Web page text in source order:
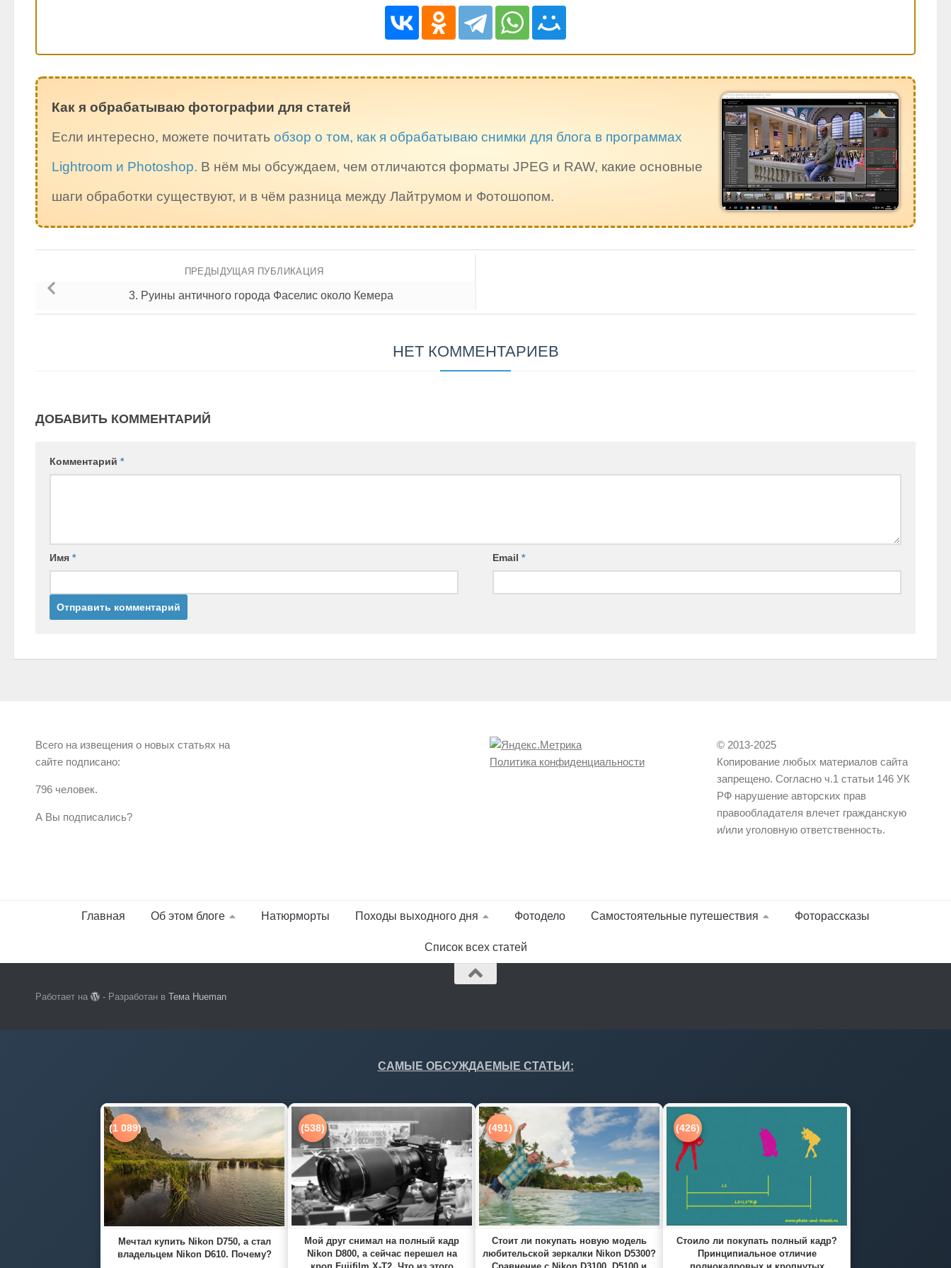
Как я обрабатываю фотографии для статей
Если интересно, можете почитать обзор о том, как я обрабатываю снимки для блога в программах
Lightroom и Photoshop. В нём мы обсуждаем, чем отличаются форматы JPEG и RAW, какие основные
шаги обработки существуют, и в чём разница между Лайтрумом и Фотошопом.
ПРЕДЫДУЩАЯ ПУБЛИКАЦИЯ
3. Руины античного города Фаселис около Кемера
НЕТ КОММЕНТАРИЕВ
ДОБАВИТЬ КОММЕНТАРИЙ
Комментарий *
Имя * Email*
Всего на извещения о новых статьях на
сайте подписано:
796 человек.
А Вы подписались?
Политика конфиденциальности
© 2013-2025
Копирование любых материалов сайта
запрещено. Согласно ч.1 статьи 146 УК
РФ нарушение авторских прав
правообладателя влечет гражданскую
и/или уголовную ответственность.
Главная Об этом блоге Натюрморты Походы выходного дня Фотодело Самостоятельные путешествия Фоторассказы
Список всех статей
Работает на - Разработан вТема Hueman
САМЫЕ ОБСУЖДАЕМЫЕ СТАТЬИ:
(1 089)
Мечтал купить Nikon D750, а стал
владельцем Nikon D610. Почему?
(538)
Мой друг снимал на полный кадр
Nikon D800, а сейчас перешел на
(491)
Стоит ли покупать новую модель
любительской зеркалки Nikon D5300?
(426)
Стоило ли покупать полный кадр?
Принципиальное отличие